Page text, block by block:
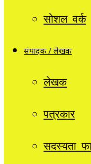
सोशल वर्क
संपादक / लेखक
लेखक
पत्रकार
सदस्यता